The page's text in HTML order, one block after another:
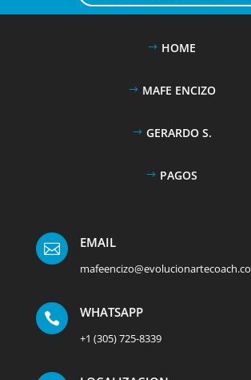
HOME
MAFE ENCIZO
GERARDO S.
PAGOS
 EMAIL
 WHATSAPP
+1 (305) 725-8339